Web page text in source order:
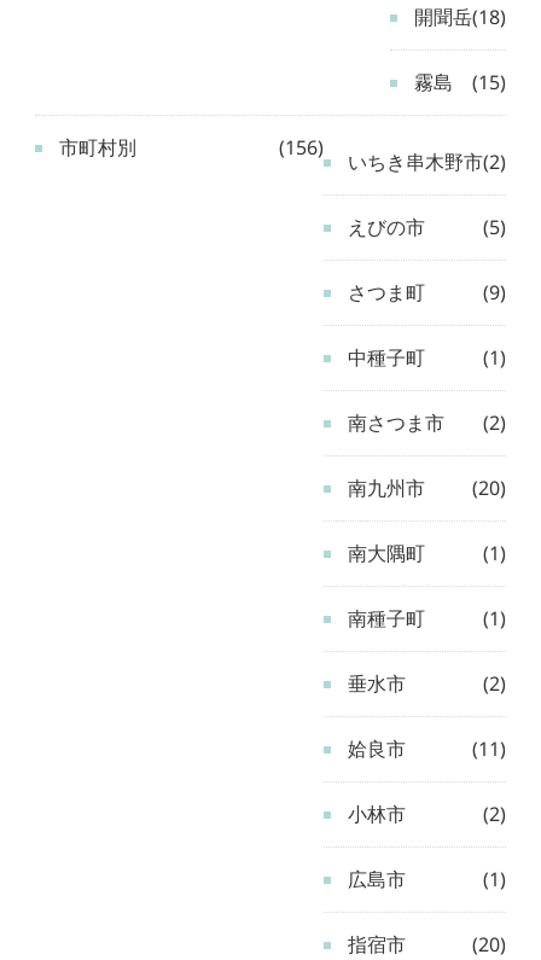
開聞岳(18)
霧島 (15)
市町村別 (156)
いちき串木野市(2)
えびの市 (5)
さつま町 (9)
中種子町 (1)
南さつま市 (2)
南九州市 (20)
南大隅町 (1)
南種子町 (1)
垂水市 (2)
姶良市 (11)
小林市 (2)
広島市 (1)
指宿市 (20)